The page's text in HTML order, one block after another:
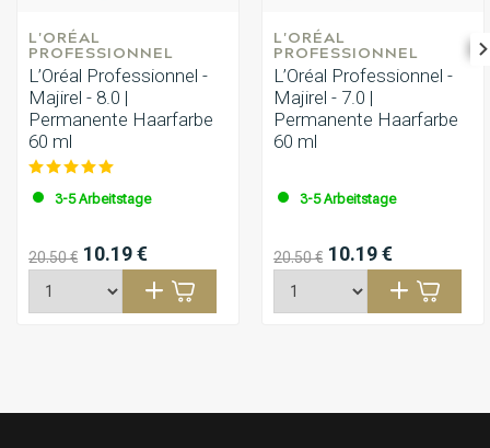
L'ORÉAL
PROFESSIONNEL
L’Oréal Professionnel -
Majirel - 8.0 |
Permanente Haarfarbe
60 ml
3-5 Arbeitstage
20.50 € 10.19 €
L'ORÉAL
PROFESSIONNEL
L’Oréal Professionnel -
Majirel - 7.0 |
Permanente Haarfarbe
60 ml
3-5 Arbeitstage
20.50 € 10.19 €